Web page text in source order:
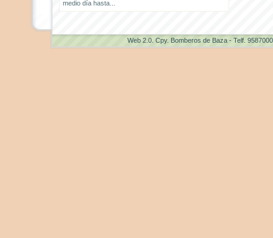
medio día hasta...
Web 2.0 . Cpy. Bomberos de Baza - Telf.